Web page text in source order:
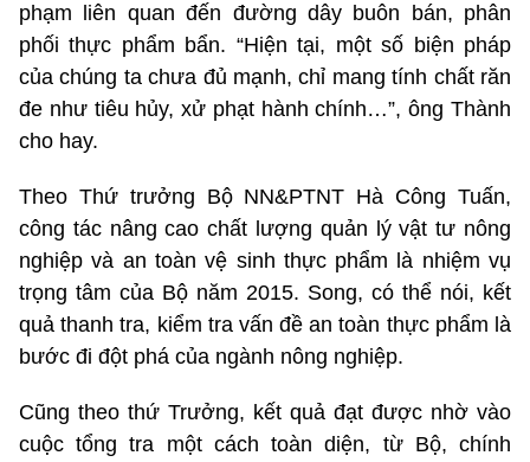
phạm liên quan đến đường dây buôn bán, phân
phối thực phẩm bẩn. “Hiện tại, một số biện pháp
của chúng ta chưa đủ mạnh, chỉ mang tính chất răn
đe như tiêu hủy, xử phạt hành chính…”, ông Thành
cho hay.
Theo Thứ trưởng Bộ NN&PTNT Hà Công Tuấn,
công tác nâng cao chất lượng quản lý vật tư nông
nghiệp và an toàn vệ sinh thực phẩm là nhiệm vụ
trọng tâm của Bộ năm 2015. Song, có thể nói, kết
quả thanh tra, kiểm tra vấn đề an toàn thực phẩm là
bước đi đột phá của ngành nông nghiệp.
Cũng theo thứ Trưởng, kết quả đạt được nhờ vào
cuộc tổng tra một cách toàn diện, từ Bộ, chính